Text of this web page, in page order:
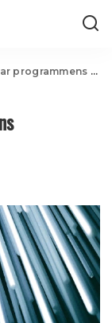
minnesanvändning